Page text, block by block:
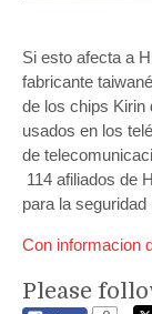
Si esto afecta a
fabricante
de los chips Kirin
usados en los
de
114 afiliados de
para la seguridad
Con informacion
Please